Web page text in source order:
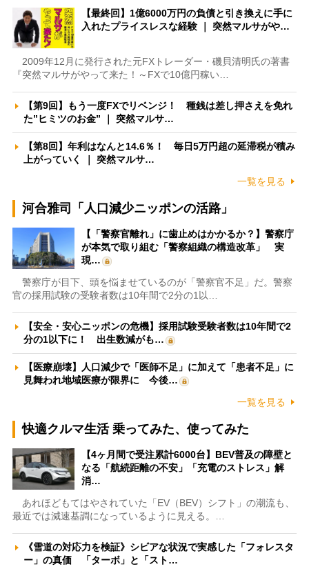
【最終回】1億6000万円の負債と引き換えに手に
入れたプライスレスな経験 ｜ 突然マルサがや…
2009年12月に発行された元FXトレーダー・磯貝清明氏の著書
『突然マルサがやって来た！～FXで10億円稼い…
【第9回】もう一度FXでリベンジ！ 種銭は差し押さえを免れ
た”ヒミツのお金” ｜ 突然マルサ…
【第8回】年利はなんと14.6％！ 毎日5万円超の延滞税が積み
上がっていく ｜ 突然マルサ…
一覧を見る
河合雅司「人口減少ニッポンの活路」
【「警察官離れ」に歯止めはかかるか？】警察庁
が本気で取り組む「警察組織の構造改革」 実
現…
警察庁が目下、頭を悩ませているのが「警察官不足」だ。警察
官の採用試験の受験者数は10年間で2分の1以…
【安全・安心ニッポンの危機】採用試験受験者数は10年間で2
分の1以下に！ 出生数減がも…
【医療崩壊】人口減少で「医師不足」に加えて「患者不足」に
見舞われ地域医療が限界に 今後…
一覧を見る
快適クルマ生活 乗ってみた、使ってみた
【4ヶ月間で受注累計6000台】BEV普及の障壁と
なる「航続距離の不安」「充電のストレス」解
消…
あれほどもてはやされていた「EV（BEV）シフト」の潮流も、
最近では減速基調になっているように見える。…
《雪道の対応力を検証》シビアな状況で実感した「フォレスタ
ー」の真価 「ターボ」と「スト…